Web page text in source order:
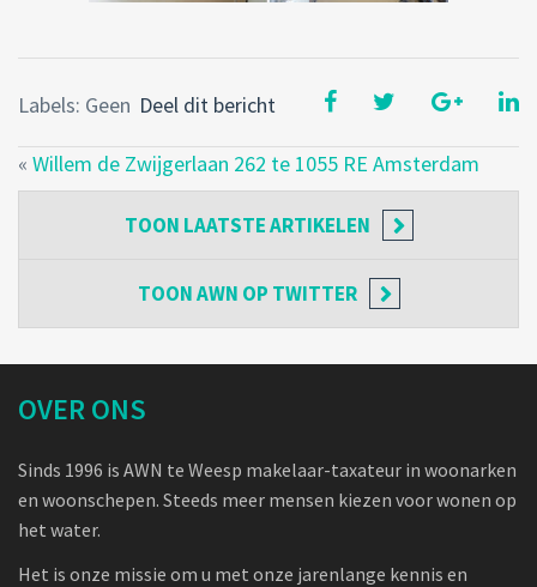
Deel dit bericht
Labels: Geen
« Willem de Zwijgerlaan 262 te 1055 RE Amsterdam
TOON LAATSTE ARTIKELEN
TOONAWN OP TWITTER
OVER ONS
Sinds 1996 is AWN te Weesp makelaar-taxateur in woonarken
en woonschepen. Steeds meer mensen kiezen voor wonen op
het water.
Het is onze missie om u met onze jarenlange kennis en